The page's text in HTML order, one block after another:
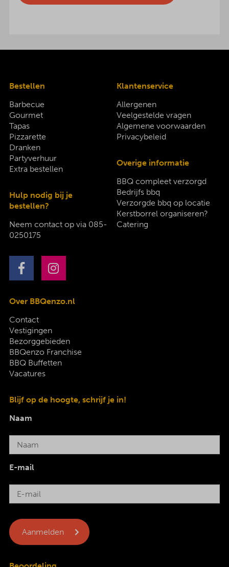
Bestellen
Barbecue
Gourmet
Tapas
Pizzarette
Dranken
Partyverhuur
Extra bestellen
Hulp nodig bij je
bestellen?
Neem contact op via 085-
0250175
Klantenservice
Allergenen
Veelgestelde vragen
Algemene voorwaarden
Privacybeleid
Overige informatie
BBQ compleet verzorgd
Bedrijfs bbq
Verzorgde bbq op locatie
Kerstborrel organiseren?
Catering
Over BBQenzo.nl
Contact
Vestigingen
Bezorggebieden
BBQenzo Franchise
BBQ Buffetten
Vacatures
Blijf op de hoogte, schrijf je in!
Naam
E-mail